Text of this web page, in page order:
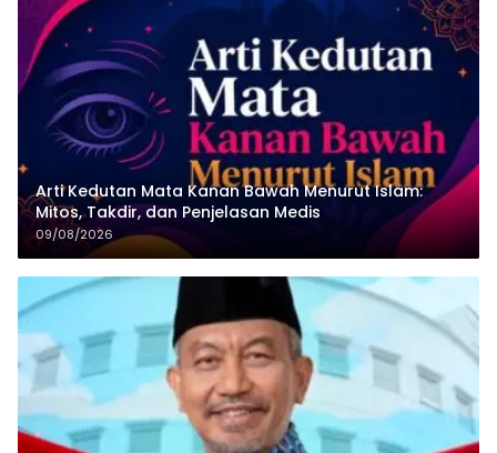
Arti Kedutan Mata Kanan Bawah Menurut Islam:
Mitos, Takdir, dan Penjelasan Medis
09/08/2026